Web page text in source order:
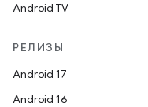
Android TV
РЕЛИЗЫ
Android 17
Android 16